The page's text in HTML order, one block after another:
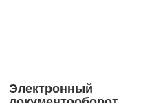
Электронный